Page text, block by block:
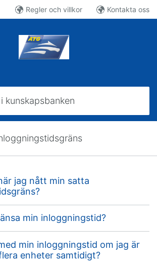
Regler och villkor Kontakta oss
jag nått min satta
min inloggningstid?
min inloggningstid om jag är
enheter samtidigt?